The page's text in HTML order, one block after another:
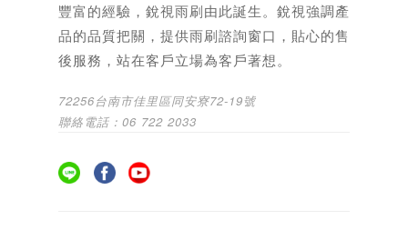
豐富的經驗，銳視雨刷由此誕生。銳視強調產
品的品質把關，提供雨刷諮詢窗口，貼心的售
後服務，站在客戶立場為客戶著想。
72256台南市佳里區同安寮72-19號
聯絡電話：06 722 2033